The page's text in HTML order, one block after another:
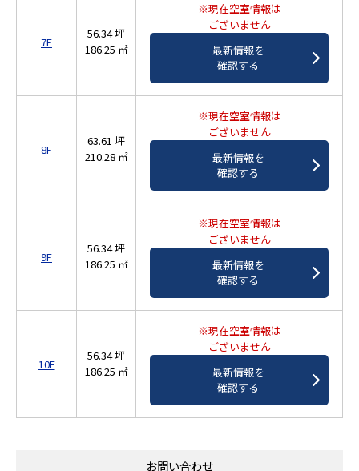
7F
56.34 坪
186.25 ㎡
※現在空室情報は
ございません
最新情報を
確認する
8F
63.61 坪
210.28 ㎡
※現在空室情報は
ございません
最新情報を
確認する
9F
56.34 坪
186.25 ㎡
※現在空室情報は
ございません
最新情報を
確認する
10F
56.34 坪
186.25 ㎡
※現在空室情報は
ございません
最新情報を
確認する
お問い合わせ